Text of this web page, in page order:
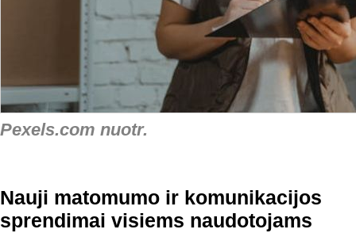
Pexels.com nuotr.
Nauji matomumo ir komunikacijos
sprendimai visiems naudotojams